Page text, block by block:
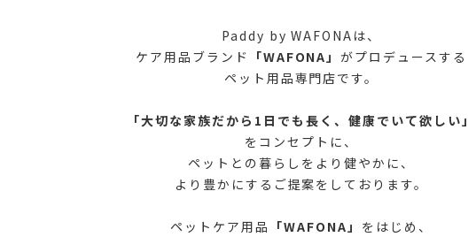
Paddy by WAFONAは、
ケア用品ブランド
「WAFONA」がプロデュースする
ペット用品専門店です。
「大切な家族だから1日でも長く、健康でいて欲しい 」
をコンセプトに、
ペットとの暮らしをより健やかに、
より豊かにするご提案をしております。
ペットケア用品 「WAFONA」 をはじめ、